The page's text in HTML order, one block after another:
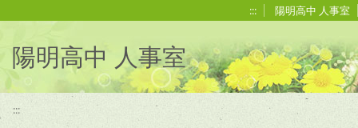
::: 陽明高中 人事室
陽明高中 人事室
:::